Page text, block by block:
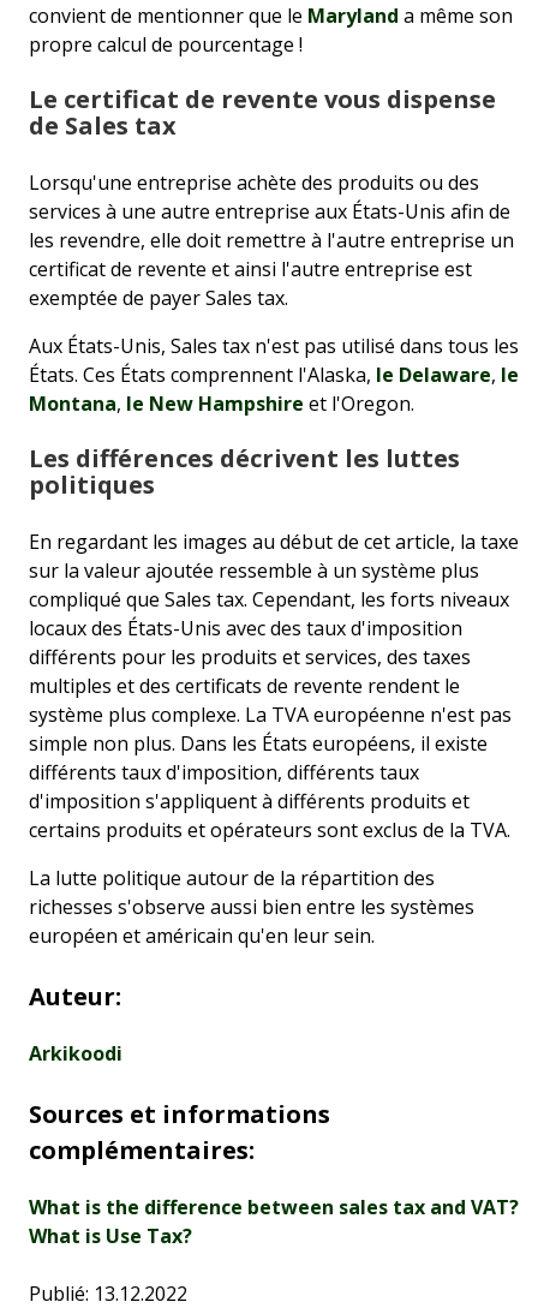
convient de mentionner que le Maryland a même son
propre calcul de pourcentage !
Le certificat de revente vous dispense
de Sales tax
Lorsqu'une entreprise achète des produits ou des
services à une autre entreprise aux États-Unis afin de
les revendre, elle doit remettre à l'autre entreprise un
certificat de revente et ainsi l'autre entreprise est
exemptée de payer Sales tax.
Aux États-Unis, Sales tax n'est pas utilisé dans tous les
États. Ces États comprennent l'Alaska, le Delaware, le
Montana, le New Hampshire et l'Oregon.
Les différences décrivent les luttes
politiques
En regardant les images au début de cet article, la taxe
sur la valeur ajoutée ressemble à un système plus
compliqué que Sales tax. Cependant, les forts niveaux
locaux des États-Unis avec des taux d'imposition
différents pour les produits et services, des taxes
multiples et des certificats de revente rendent le
système plus complexe. La TVA européenne n'est pas
simple non plus. Dans les États européens, il existe
différents taux d'imposition, différents taux
d'imposition s'appliquent à différents produits et
certains produits et opérateurs sont exclus de la TVA.
La lutte politique autour de la répartition des
richesses s'observe aussi bien entre les systèmes
européen et américain qu'en leur sein.
Auteur:
Arkikoodi
Sources et informations
complémentaires:
What is the difference between sales tax and VAT?
What is Use Tax?
Publié: 13.12.2022